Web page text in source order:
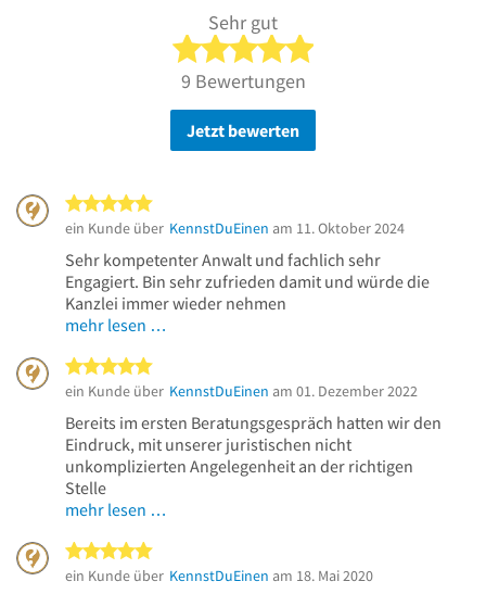
Sehr gut
5 von 5 Sternen
9 Bewertungen
Jetzt bewerten
ein Kunde über KennstDuEinen am 11. Oktober 2024
Sehr kompetenter Anwalt und fachlich sehr
Engagiert. Bin sehr zufrieden damit und würde die
Kanzlei immer wieder nehmen
mehr lesen …
ein Kunde über KennstDuEinen am 01. Dezember 2022
Bereits im ersten Beratungsgespräch hatten wir den
Eindruck, mit unserer juristischen nicht
unkomplizierten Angelegenheit an der richtigen
Stelle
mehr lesen …
ein Kunde über KennstDuEinen am 18. Mai 2020